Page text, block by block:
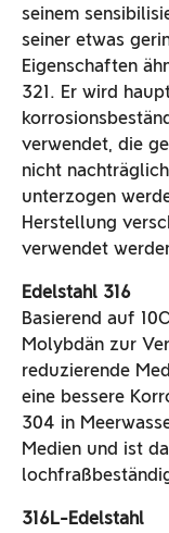
seinem
seiner etwas
Eigenschaften
321. Er wird
verwendet, die
nicht
unterzogen
Herstellung
verwendet
Edelstahl 316
Basierend auf
Molybdän zur
reduzierende
eine bessere
304 in
Medien und ist
316L-Edelstahl